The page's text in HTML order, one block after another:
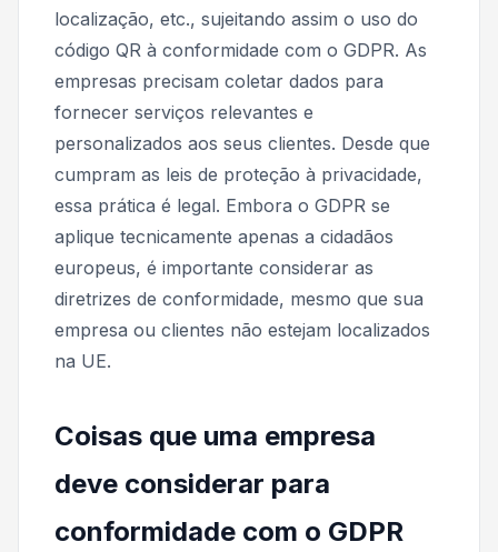
localização, etc., sujeitando assim o uso do
código QR à conformidade com o GDPR. As
empresas precisam coletar dados para
fornecer serviços relevantes e
personalizados aos seus clientes. Desde que
cumpram as leis de proteção à privacidade,
essa prática é legal. Embora o GDPR se
aplique tecnicamente apenas a cidadãos
europeus, é importante considerar as
diretrizes de conformidade, mesmo que sua
empresa ou clientes não estejam localizados
na UE.
Coisas que uma empresa
deve considerar para
conformidade com o GDPR